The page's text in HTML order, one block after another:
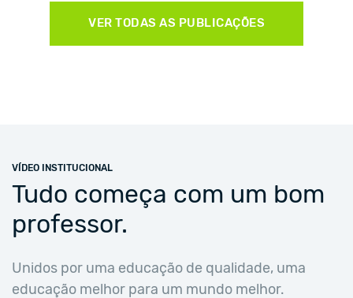
VER TODAS AS PUBLICAÇÕES
VÍDEO INSTITUCIONAL
Tudo começa com um bom
professor.
Unidos por uma educação de qualidade, uma
educação melhor para um mundo melhor.